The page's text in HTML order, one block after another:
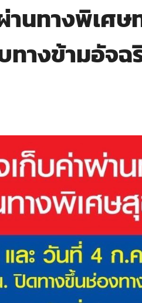
นทางพิเศ
างข้ามอัจฉ